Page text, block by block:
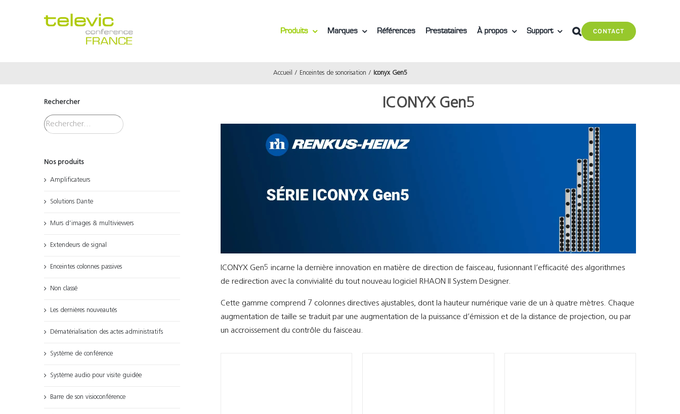
Produits Marques Références Prestataires À propos Support CONTACT
Accueil Enceintes de sonorisation Iconyx Gen5
ICONYX Gen5
ICONYX Gen5 incarne la dernière innovation en matière de direction de faisceau, fusionnant l’efficacité des algorithmes
de redirection avec la convivialité du tout nouveau logiciel RHAON II System Designer.
Cette gamme comprend 7 colonnes directives ajustables, dont la hauteur numérique varie de un à quatre mètres. Chaque
augmentation de taille se traduit par une augmentation de la puissance d’émission et de la distance de projection, ou par
un accroissement du contrôle du faisceau.
Rechercher
Nos produits
Amplificateurs
Solutions Dante
Murs d’images & multiviewers
Extendeurs de signal
Enceintes colonnes passives
Non classé
Les dernières nouveautés
Dématérialisation des actes administratifs
Système de conférence
Système audio pour visite guidée
Barre de son visioconférence